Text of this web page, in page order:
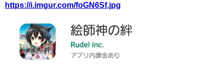
【競馬】G1・2勝 アスコリピチェーノが引退 繁殖入りへ
Powered by livedoor 相互RSS
https://i.imgur.com/foGN6Sf.jpg